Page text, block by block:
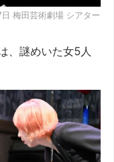
梅田芸術劇場 シアター
、謎めいた女5人